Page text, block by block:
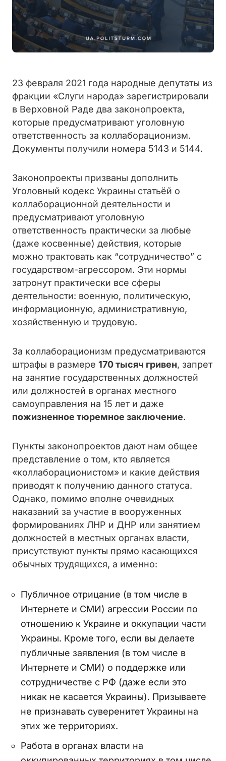
23 февраля 2021 года народные депутаты из
фракции «Слуги народа» зарегистрировали
в Верховной Раде два законопроекта,
которые предусматривают уголовную
ответственность за коллаборационизм.
Документы получили номера 5143 и 5144.
Законопроекты призваны дополнить
Уголовный кодекс Украины статьёй о
коллаборационной деятельности и
предусматривают уголовную
ответственность практически за любые
(даже косвенные) действия, которые
можно трактовать как “сотрудничество” с
государством-агрессором. Эти нормы
затронут практически все сферы
деятельности: военную, политическую,
информационную, административную,
хозяйственную и трудовую.
За коллаборационизм предусматриваются
штрафы в размере 170 тысяч гривен, запрет
на занятие государственных должностей
или должностей в органах местного
самоуправления на 15 лет и даже
пожизненное тюремное заключение.
Пункты законопроектов дают нам общее
представление о том, кто является
«коллаборационистом» и какие действия
приводят к получению данного статуса.
Однако, помимо вполне очевидных
наказаний за участие в вооруженных
формированиях ЛНР и ДНР или занятием
должностей в местных органах власти,
присутствуют пункты прямо касающихся
обычных трудящихся, а именно:
Публичное отрицание (в том числе в
Интернете и СМИ) агрессии России по
отношению к Украине и оккупации части
Украины. Кроме того, если вы делаете
публичные заявления (в том числе в
Интернете и СМИ) о поддержке или
сотрудничестве с РФ (даже если это
никак не касается Украины). Призываете
не признавать суверенитет Украины на
этих же территориях.
Работа в органах власти на